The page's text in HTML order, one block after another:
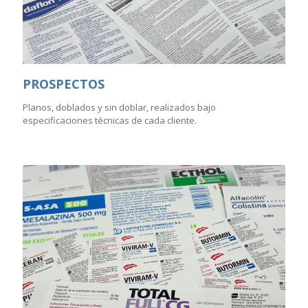
PROSPECTOS
Planos, doblados y sin doblar, realizados bajo
especificaciones técnicas de cada cliente.